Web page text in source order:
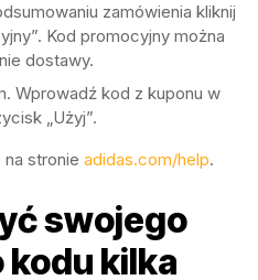
zamówienia kliknij
Kod promocyjny można
dostawy.
Wprowadź kod z kuponu w
„Użyj”.
stronie adidas.com/help.
swojego
kilka